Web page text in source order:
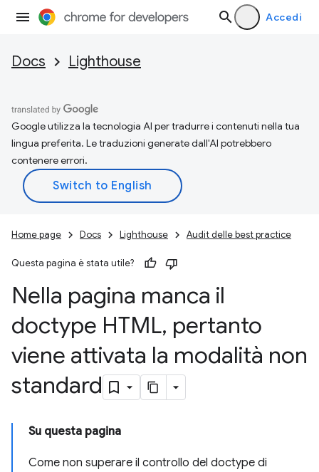
Accedi
Docs Lighthouse
Google utilizza la tecnologia AI per tradurre i contenuti nella tua
lingua preferita. Le traduzioni generate dall'AI potrebbero
contenere errori.
Home page Docs Lighthouse Audit delle best practice
Questa pagina è stata utile?
Nella pagina manca il
doctype HTML, pertanto
viene attivata la modalità non
standard
Su questa pagina
Come non superare il controllo del doctype di